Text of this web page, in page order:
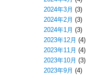
2024年3月 (3)
2024年2月 (3)
2024年1月 (3)
2023年12月 (4)
2023年11月 (4)
2023年10月 (3)
2023年9月 (4)